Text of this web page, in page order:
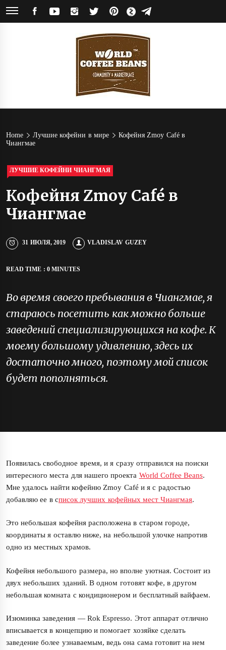
Skip
INSTAGRAM
TWITTERPINTEREST
ЯНДЕКСTELEGRAM
World
Coffee
Home Лучшие кофейни в мире
Кофейня Zmoy Café в
Чиангмае
ЛУЧШИЕ КОФЕЙНИ ЧИАНГМАЯ
Кофейня Zmoy Café в
Чиангмае
31 ИЮЛЯ, 2019 VLADISLAV GUZEY
READ TIME : 0 MINUTES
Во время своего пребывания в Чиангмае, я
стараюсь посетить как можно больше
заведений специализирующихся на кофе. К
моему большому удивлению, здесь их
достаточно много, поэтому мой список
будет пополняться.
Появилась свободное время, и я сразу отправился на поиски
интересного места для нашего проекта World Coffee Beans.
Мне удалось найти кофейню Zmoy Café и я с радостью
добавляю ее в список лучших кофейных мест Чиангмая.
Это небольшая кофейня расположена в старом городе,
координаты я оставлю ниже, на небольшой улочке напротив
одно из местных храмов.
Кофейня небольшого размера, но вполне уютная. Состоит из
двух небольших зданий. В одном готовят кофе, в другом
небольшая комната с кондиционером и бесплатный вайфаем.
Изюминка заведения — Rok Espresso. Этот аппарат отлично
вписывается в концепцию и помогает хозяйке сделать
заведение более узнаваемым, ведь она сама готовит на нем